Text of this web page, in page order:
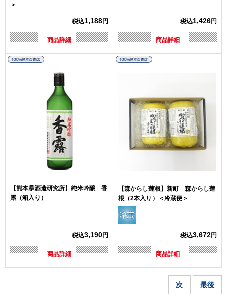
＞
税込1,188円
商品詳細
税込1,426円
商品詳細
【熊本県酒造研究所】純米吟醸 香
露（箱入り）
税込3,190円
商品詳細
【森からし蓮根】新町 森からし蓮
根（2本入り）＜冷蔵便＞
税込3,672円
商品詳細
次 最後